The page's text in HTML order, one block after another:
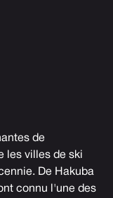
de
les villes de ski
De Hakuba
connu l'une des